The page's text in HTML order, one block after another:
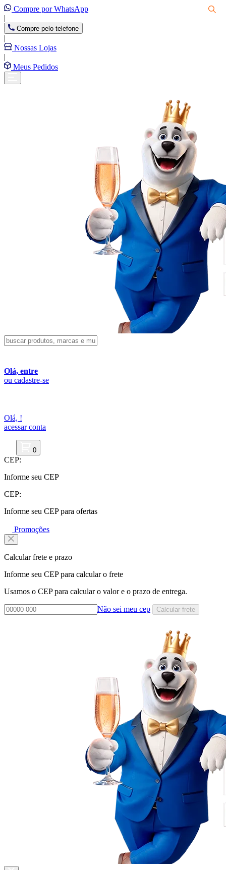
Compre por WhatsApp
|
Compre pelo telefone
|
Nossas Lojas
|
Meus Pedidos
Olá, entre
ou cadastre-se
Olá, !
acessar conta
0
CEP:
Informe seu CEP
CEP:
Informe seu CEP para ofertas
Promoções
Calcular frete e prazo
Informe seu CEP para calcular o frete
Usamos o CEP para calcular o valor e o prazo de entrega.
Não sei meu cep Calcular frete